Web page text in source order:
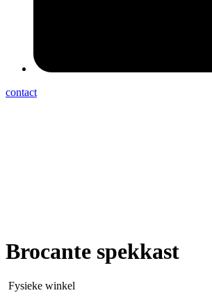
contact
Brocante spekkast
Fysieke winkel